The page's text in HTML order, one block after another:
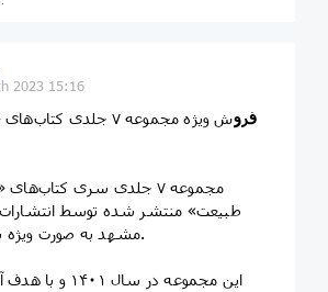
2023 15:16
🔻فرو
ش ویژه مجموعه ۷ جلدی
طبیعت» منتشر شده توسط
مشهد به صورت ویژه به فروش می‌رسد.